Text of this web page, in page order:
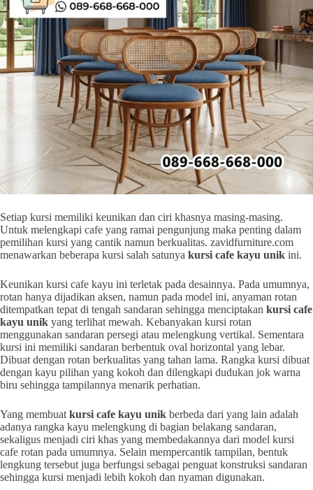
Setiap kursi memiliki keunikan dan ciri khasnya masing-masing.
Untuk melengkapi cafe yang ramai pengunjung maka penting dalam
pemilihan kursi yang cantik namun berkualitas. zavidfurniture.com
menawarkan beberapa kursi salah satunya kursi cafe kayu unik ini.
Keunikan kursi cafe kayu ini terletak pada desainnya. Pada umumnya,
rotan hanya dijadikan aksen, namun pada model ini, anyaman rotan
ditempatkan tepat di tengah sandaran sehingga menciptakan kursi cafe
kayu unik yang terlihat mewah. Kebanyakan kursi rotan
menggunakan sandaran persegi atau melengkung vertikal. Sementara
kursi ini memiliki sandaran berbentuk oval horizontal yang lebar.
Dibuat dengan rotan berkualitas yang tahan lama. Rangka kursi dibuat
dengan kayu pilihan yang kokoh dan dilengkapi dudukan jok warna
biru sehingga tampilannya menarik perhatian.
Yang membuat kursi cafe kayu unik berbeda dari yang lain adalah
adanya rangka kayu melengkung di bagian belakang sandaran,
sekaligus menjadi ciri khas yang membedakannya dari model kursi
cafe rotan pada umumnya. Selain mempercantik tampilan, bentuk
lengkung tersebut juga berfungsi sebagai penguat konstruksi sandaran
sehingga kursi menjadi lebih kokoh dan nyaman digunakan.